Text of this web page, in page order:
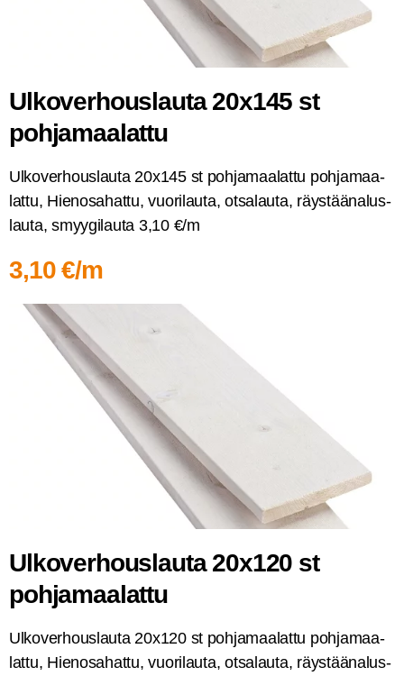
Ulko­ver­hous­lau­ta 20x145 st
pohjamaalattu
Ulko­ver­hous­lau­ta 20x145 st poh­ja­maa­lat­tu poh­ja­maa­
lat­tu, Hien­osa­hat­tu, vuo­ri­lau­ta, otsa­lau­ta, räys­tää­na­lus­
lau­ta, smyy­gi­lau­ta 3,10 €/m
3,10 €/m
Ulko­ver­hous­lau­ta 20x120 st
pohjamaalattu
Ulko­ver­hous­lau­ta 20x120 st poh­ja­maa­lat­tu poh­ja­maa­
lat­tu, Hien­osa­hat­tu, vuo­ri­lau­ta, otsa­lau­ta, räys­tää­na­lus­